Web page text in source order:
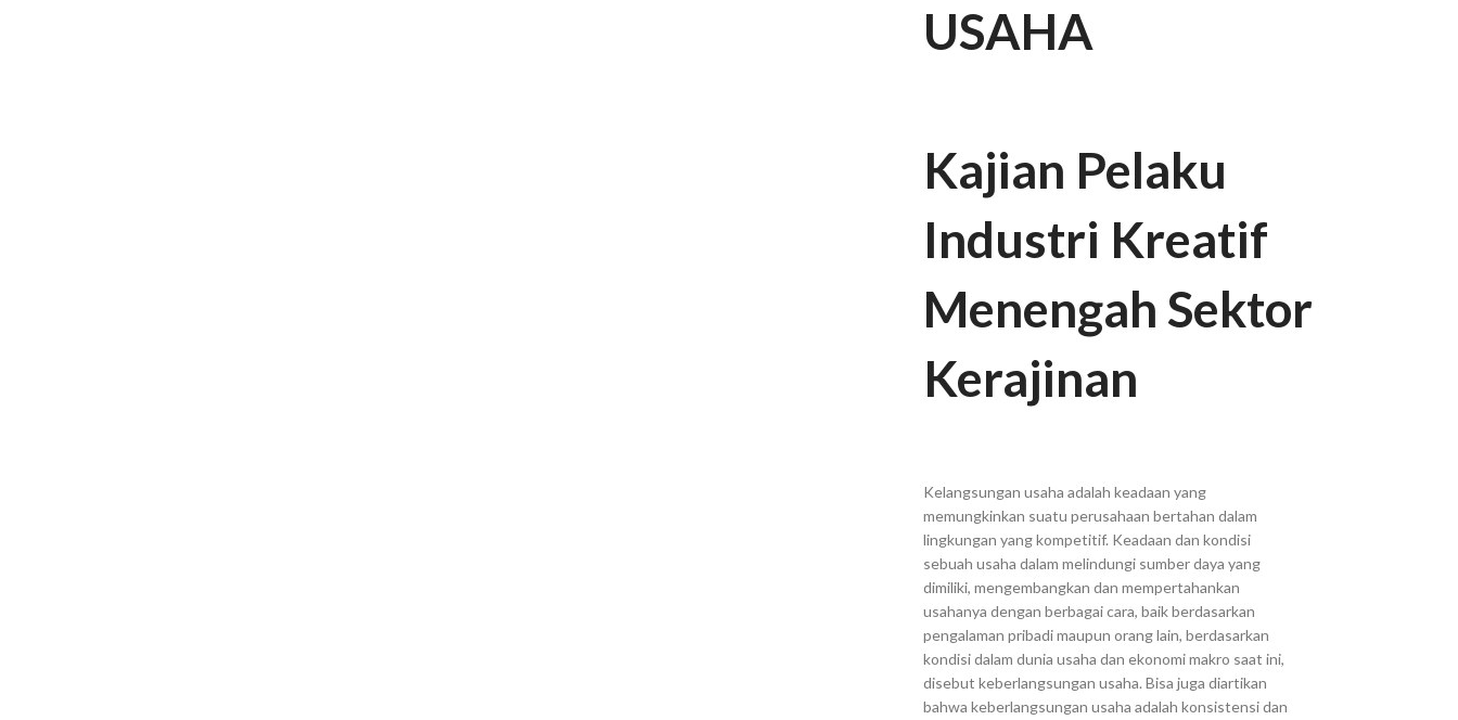
USAHA
Kajian Pelaku
Industri Kreatif
Menengah Sektor
Kerajinan
Kelangsungan usaha adalah keadaan yang
memungkinkan suatu perusahaan bertahan dalam
lingkungan yang kompetitif. Keadaan dan kondisi
sebuah usaha dalam melindungi sumber daya yang
dimiliki, mengembangkan dan mempertahankan
usahanya dengan berbagai cara, baik berdasarkan
pengalaman pribadi maupun orang lain, berdasarkan
kondisi dalam dunia usaha dan ekonomi makro saat ini,
disebut keberlangsungan usaha. Bisa juga diartikan
bahwa keberlangsungan usaha adalah konsistensi dan